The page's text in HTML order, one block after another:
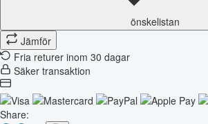
önskelistan
Jämför
Fria returer inom 30 dagar
Säker transaktion
Share: